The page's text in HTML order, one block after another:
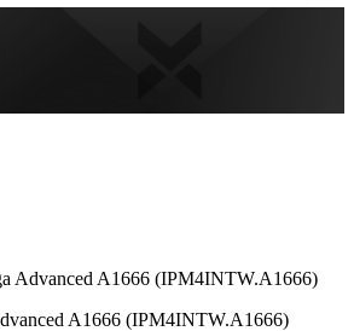
Advanced A1666 (IPM4INTW.A1666)